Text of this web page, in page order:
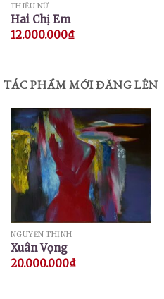
THIẾU NỮ
Hai Chị Em
12.000.000₫
TÁC PHẨM MỚI ĐĂNG LÊN
NGUYỄN THỊNH
Xuân Vọng
20.000.000₫